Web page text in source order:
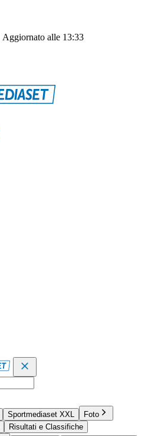
Aggiornato alle 13:33
Sportmediaset XXL
Foto
Risultati e Classifiche